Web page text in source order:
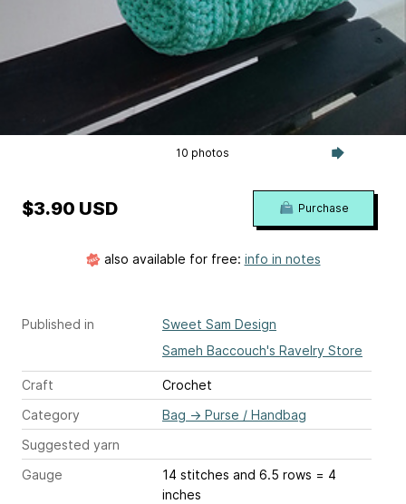
10 photos
Published in
Sweet Sam Design
Sameh Baccouch's Ravelry Store
Craft
Crochet
Category
Bag → Purse / Handbag
Suggested yarn
Gauge
14 stitches and 6.5 rows = 4
inches
$3.90 USD Purchase
also available for free: info in notes